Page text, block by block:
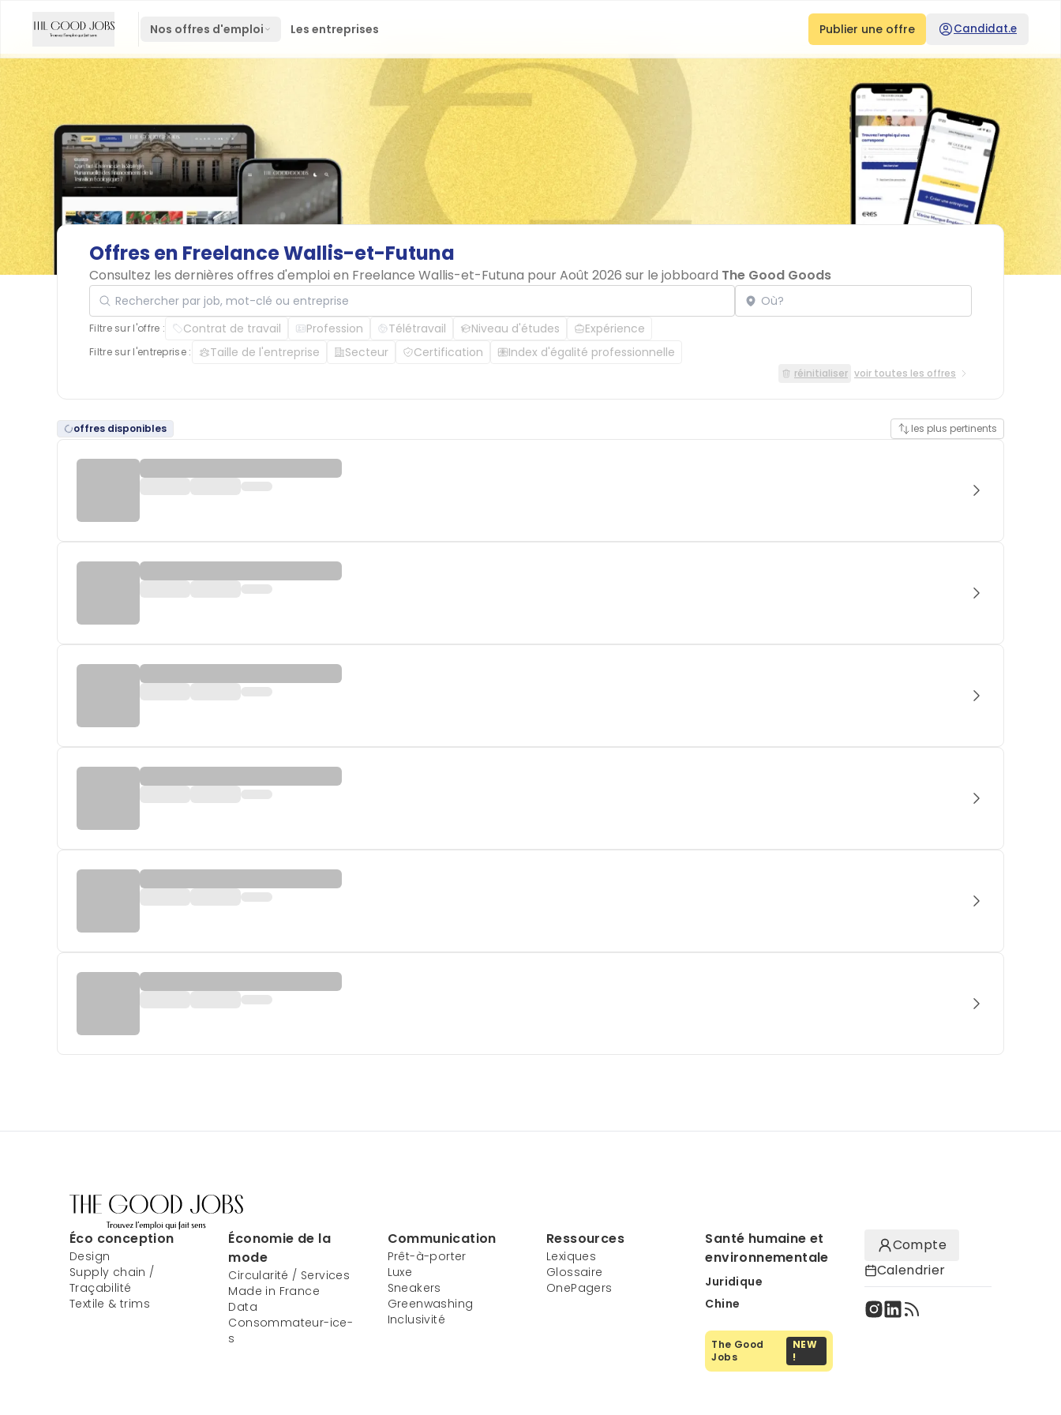
Nos offres d'emploi Les entreprises Publier une offre Candidat.e
Offres en FreelanceWallis-et-Futuna
Consultez les dernières offres d'emploi en Freelance Wallis-et-Futuna pour Août 2026 sur le jobboard The Good Goods
Rechercher par job, mot-clé ou entreprise Localisation
Filtre sur l'offre : Contrat de travail Profession Télétravail Niveau d'études Expérience
Filtre sur l'entreprise : Taille de l'entreprise Secteur Certification Index d'égalité professionnelle
réinitialiser voir toutes les offres
offres disponibles les plus pertinents
Éco conception
Design
Supply chain /
Traçabilité
Textile & trims
Économie de la
mode
Circularité / Services
Made in France
Data
Consommateur-ice-
s
Communication
Prêt-à-porter
Luxe
Sneakers
Greenwashing
Inclusivité
Ressources
Lexiques
Glossaire
OnePagers
Santé humaine et
environnementale
Juridique
Chine
The Good
Jobs
NEW
!
Compte
Calendrier